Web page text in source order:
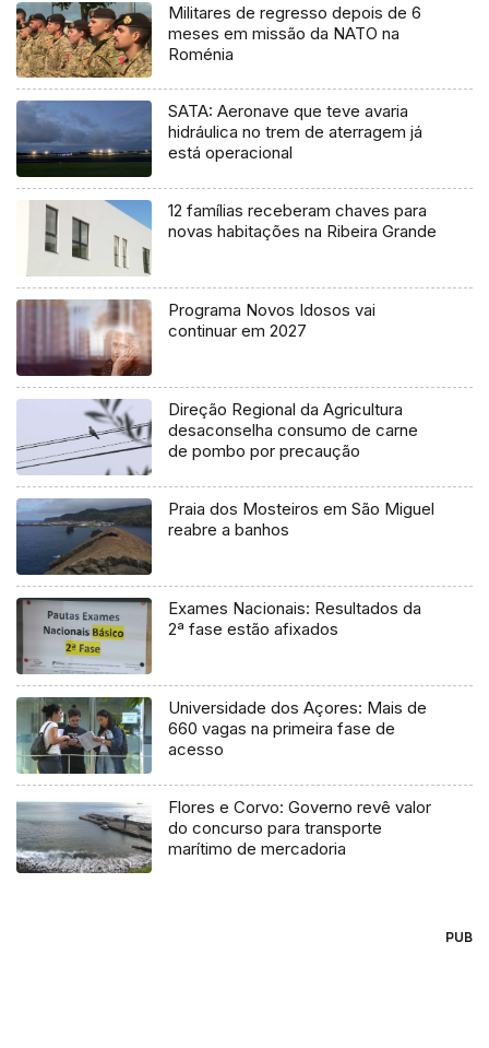
Militares de regresso depois de 6
meses em missão da NATO na
Roménia
SATA: Aeronave que teve avaria
hidráulica no trem de aterragem já
está operacional
12 famílias receberam chaves para
novas habitações na Ribeira Grande
Programa Novos Idosos vai
continuar em 2027
Direção Regional da Agricultura
desaconselha consumo de carne
de pombo por precaução
Praia dos Mosteiros em São Miguel
reabre a banhos
Exames Nacionais: Resultados da
2ª fase estão afixados
Universidade dos Açores: Mais de
660 vagas na primeira fase de
acesso
Flores e Corvo: Governo revê valor
do concurso para transporte
marítimo de mercadoria
PUB